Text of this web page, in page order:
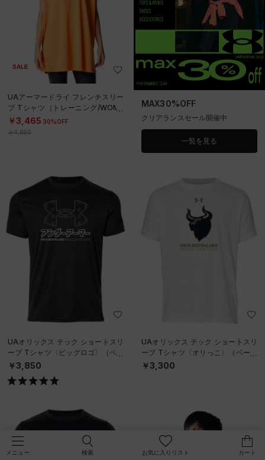
メニュー 検索 お気に入りリスト カート
SALE
UAアーマードライ フレンチスリー
ブ Tシャツ（トレーニング/WOME
N）
￥3,465 30%OFF
￥4,950
MAX30%OFF
クリアランスセール開催中
一覧を見る
UAオリックス テック ショートスリ
ーブ Tシャツ〈ビッグロゴ〉（ベー
スボール/UNISEX）
￥3,850
UAオリックス テック ショートスリ
ーブ Tシャツ〈オリっこ〉（ベース
ボール/KIDS）
￥3,300